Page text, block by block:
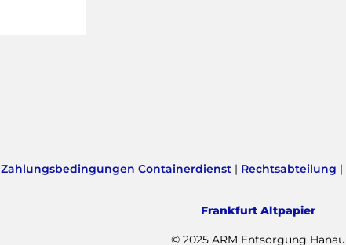
Zahlungsbedingungen Containerdienst| Rechtsabteilung |
Frankfurt Altpapier
© 2025 ARM Entsorgung Hanau